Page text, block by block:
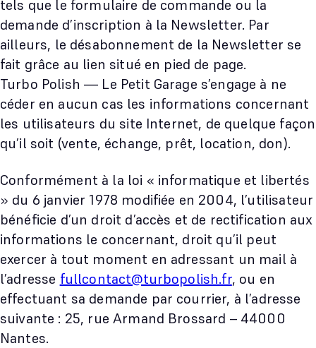
tels que le formulaire de commande ou la
demande d’inscription à la Newsletter. Par
ailleurs, le désabonnement de la Newsletter se
fait grâce au lien situé en pied de page.
Turbo Polish — Le Petit Garage s’engage à ne
céder en aucun cas les informations concernant
les utilisateurs du site Internet, de quelque façon
qu’il soit (vente, échange, prêt, location, don).
Conformément à la loi « informatique et libertés
» du 6 janvier 1978 modifiée en 2004, l’utilisateur
bénéficie d’un droit d’accès et de rectification aux
informations le concernant, droit qu’il peut
exercer à tout moment en adressant un mail à
l’adresse fullcontact@turbopolish.fr, ou en
effectuant sa demande par courrier, à l’adresse
suivante : 25, rue Armand Brossard – 44000
Nantes.